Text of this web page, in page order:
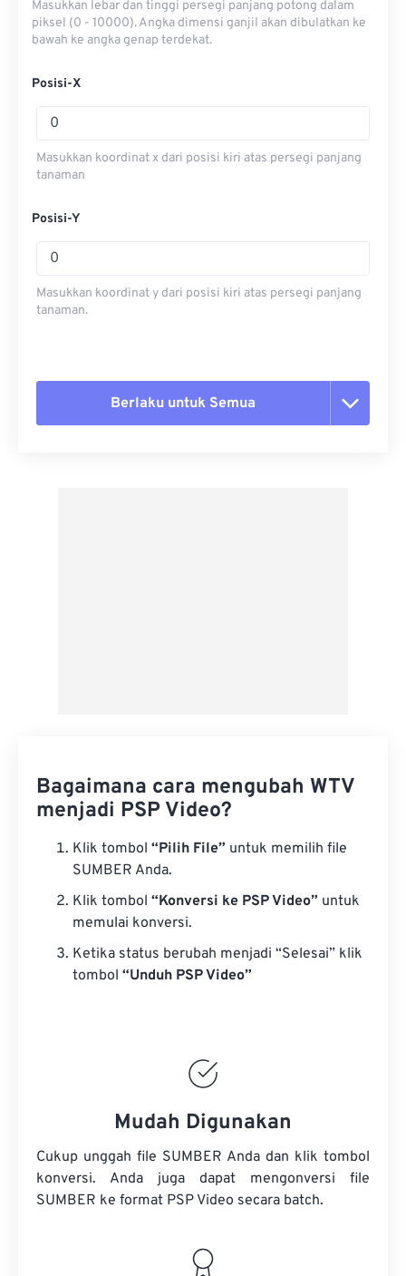
Masukkan lebar dan tinggi persegi panjang potong dalam
piksel (0 - 10000). Angka dimensi ganjil akan dibulatkan ke
bawah ke angka genap terdekat.
Posisi-X
Masukkan koordinat x dari posisi kiri atas persegi panjang
tanaman
Posisi-Y
Masukkan koordinat y dari posisi kiri atas persegi panjang
tanaman.
Berlaku untuk Semua
Bagaimana cara mengubah WTV
menjadi PSP Video?
Klik tombol “Pilih File” untuk memilih file
SUMBER Anda.
Klik tombol “Konversi ke PSP Video” untuk
memulai konversi.
Ketika status berubah menjadi “Selesai” klik
tombol “Unduh PSP Video”
Mudah Digunakan
Cukup unggah file SUMBER Anda dan klik tombol
konversi. Anda juga dapat mengonversi file
SUMBER ke format PSP Video secara batch.